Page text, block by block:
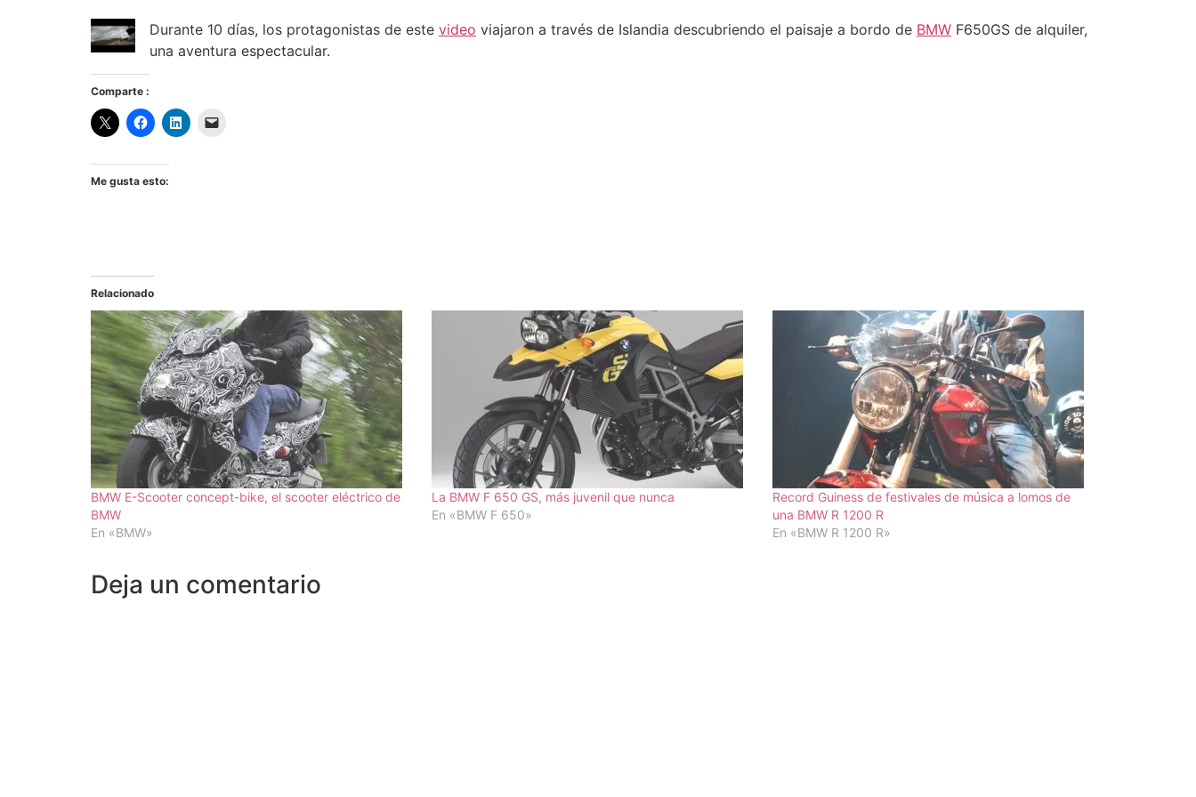
Durante 10 días, los protagonistas de este video viajaron a través de Islandia descubriendo el paisaje a bordo de BMW F650GS de alquiler,
una aventura espectacular.
Comparte :
Me gusta esto:
Relacionado
BMW E-Scooter concept-bike, el scooter eléctrico de
BMW
En «BMW»
La BMW F 650 GS, más juvenil que nunca
En «BMW F 650»
Record Guiness de festivales de música a lomos de
una BMW R 1200 R
En «BMW R 1200 R»
Deja un comentario